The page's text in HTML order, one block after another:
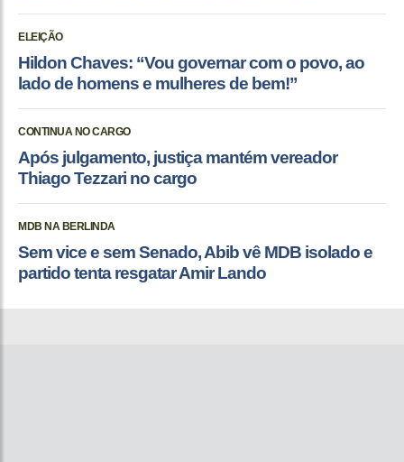
ELEIÇÃO
Hildon Chaves: “Vou governar com o povo, ao
lado de homens e mulheres de bem!”
CONTINUA NO CARGO
Após julgamento, justiça mantém vereador
Thiago Tezzari no cargo
MDB NA BERLINDA
Sem vice e sem Senado, Abib vê MDB isolado e
partido tenta resgatar Amir Lando